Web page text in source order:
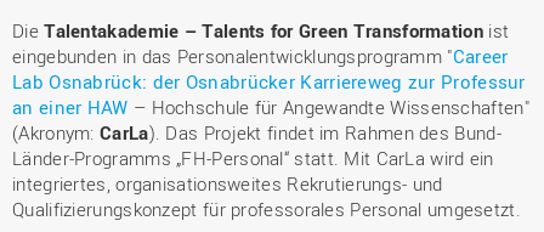
DieTalentakademie – Talents for Green Transformationist
eingebunden in das Personalentwicklungsprogramm "Career
Lab Osnabrück: der Osnabrücker Karriereweg zur Professur
an einer HAW – Hochschule für Angewandte Wissenschaften"
(Akronym:CarLa). Das Projekt findet im Rahmen des Bund-
Länder-Programms „FH-Personal“ statt. Mit CarLa wird ein
integriertes, organisationsweites Rekrutierungs- und
Qualifizierungskonzept für professorales Personal umgesetzt.